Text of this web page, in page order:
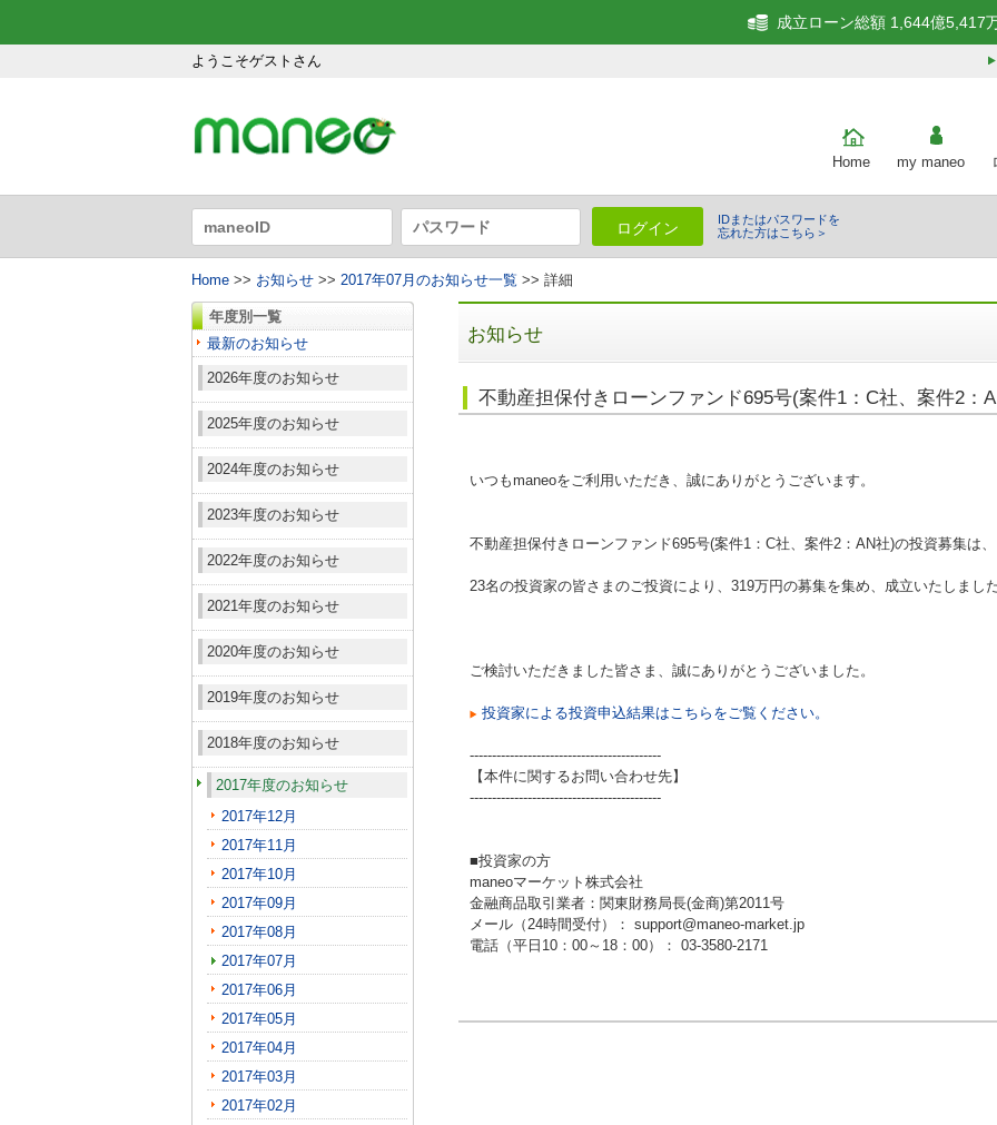
ようこそゲストさん
成立ローン総額 1,644億5,417
Home my maneo
ログイン
IDまたはパスワードを
忘れた方はこちら＞
Home >> お知らせ >> 2017年07月のお知らせ一覧 >> 詳細
年度別一覧
最新のお知らせ
2026年度のお知らせ
2025年度のお知らせ
2024年度のお知らせ
2023年度のお知らせ
2022年度のお知らせ
2021年度のお知らせ
2020年度のお知らせ
2019年度のお知らせ
2018年度のお知らせ
2017年度のお知らせ
2017年12月
2017年11月
2017年10月
2017年09月
2017年08月
2017年07月
2017年06月
2017年05月
2017年04月
2017年03月
2017年02月
お知らせ
不動産担保付きローンファンド695号(案件1：C社、案件2：
いつもmaneoをご利用いただき、誠にありがとうございます。
不動産担保付きローンファンド695号(案件1：C社、案件2：AN社)の投資募集は、
23名の投資家の皆さまのご投資により、319万円の募集を集め、成立いたしまし
ご検討いただきました皆さま、誠にありがとうございました。
投資家による投資申込結果はこちらをご覧ください。
-------------------------------------------
【本件に関するお問い合わせ先】
-------------------------------------------
■投資家の方
maneoマーケット株式会社
金融商品取引業者：関東財務局長(金商)第2011号
メール（24時間受付）： support@maneo-market.jp
電話（平日10：00～18：00）： 03-3580-2171